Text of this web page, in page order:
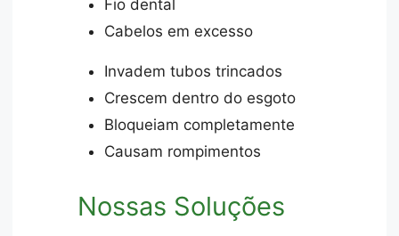
Fio dental
Cabelos em excesso
Invadem tubos trincados
Crescem dentro do esgoto
Bloqueiam completamente
Causam rompimentos
Nossas Soluções